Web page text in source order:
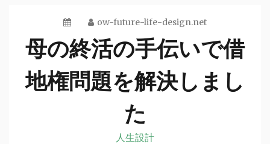
ow-future-life-design.net
母の終活の手伝いで借
地権問題を解決しまし
た
人生設計